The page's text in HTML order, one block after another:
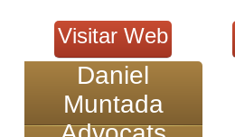
Visitar Web
Daniel
Muntada